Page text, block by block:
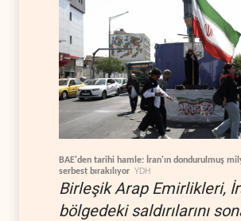
BAE'den tarihi hamle: İran'ın dondurulmuş
serbest bırakılıyor YDH
Birleşik Arap Emirlikleri,
bölgedeki saldırılarını